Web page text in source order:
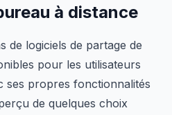
à distance
de logiciels de partage de
pour les utilisateurs
ses propres fonctionnalités
de quelques choix